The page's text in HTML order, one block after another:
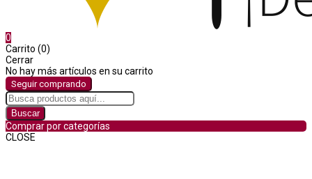
0
Carrito (0)
Cerrar
No hay más artículos en su carrito
Seguir comprando
Buscar
Comprar por categorías
CLOSE